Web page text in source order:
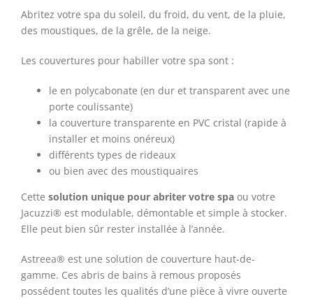
Abritez votre spa du soleil, du froid, du vent, de la pluie,
des moustiques, de la grêle, de la neige.
Les couvertures pour habiller votre spa sont :
le en polycabonate (en dur et transparent avec une
porte coulissante)
la couverture transparente en PVC cristal (rapide à
installer et moins onéreux)
différents types de rideaux
ou bien avec des moustiquaires
Cette solution unique pour abriter votre spa ou votre
Jacuzzi® est modulable, démontable et simple à stocker.
Elle peut bien sûr rester installée à l’année.
Astreea® est une solution de couverture haut-de-
gamme. Ces abris de bains à remous proposés
possédent toutes les qualités d’une pièce à vivre ouverte